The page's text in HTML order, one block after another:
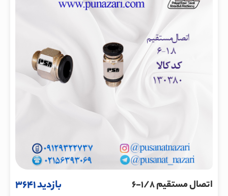
اتصال مستقیم 1/8-6 بازدید 3641